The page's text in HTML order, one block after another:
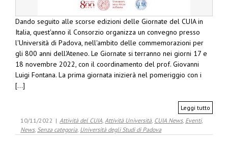
Dando seguito alle scorse edizioni delle Giornate del CUIA in
Italia, quest'anno il Consorzio organizza un convegno presso
l'Università di Padova, nell'ambito delle commemorazioni per
gli 800 anni dell'Ateneo. Le Giornate si terranno nei giorni 17 e
18 novembre 2022, con il coordinamento del prof. Giovanni
Luigi Fontana. La prima giornata inizierà nel pomeriggio con i
[...]
Leggi tutto
10/11/2022 | Attività del CUIA, Attività Università, CUIA News, Eventi,
News, Senza categoria, Università degli Studi di Padova